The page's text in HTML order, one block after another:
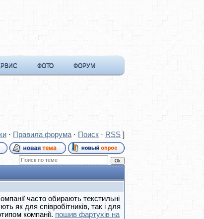
ФОТО ФОРУМ
· Правила форума · Поиск · RSS]
часто обирають текстильні
як для співробітників, так і для
компанії. пошив фартухів на